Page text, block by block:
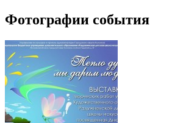
Фотографии события